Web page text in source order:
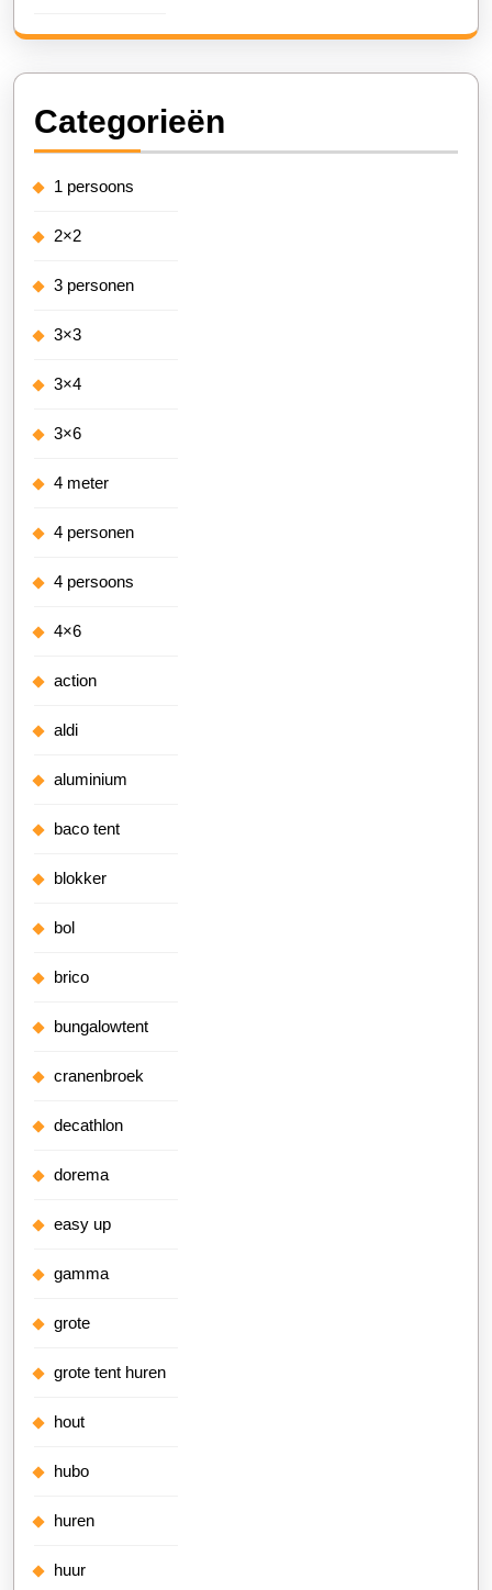
Categorieën
1 persoons
2×2
3 personen
3×3
3×4
3×6
4 meter
4 personen
4 persoons
4×6
action
aldi
aluminium
baco tent
blokker
bol
brico
bungalowtent
cranenbroek
decathlon
dorema
easy up
gamma
grote
grote tent huren
hout
hubo
huren
huur